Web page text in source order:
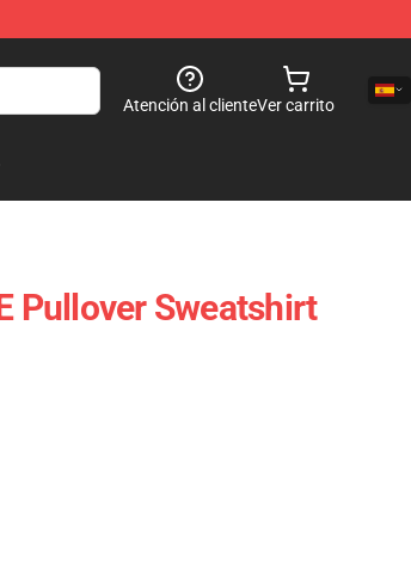
Atención al clienteVer carrito
Pullover Sweatshirt